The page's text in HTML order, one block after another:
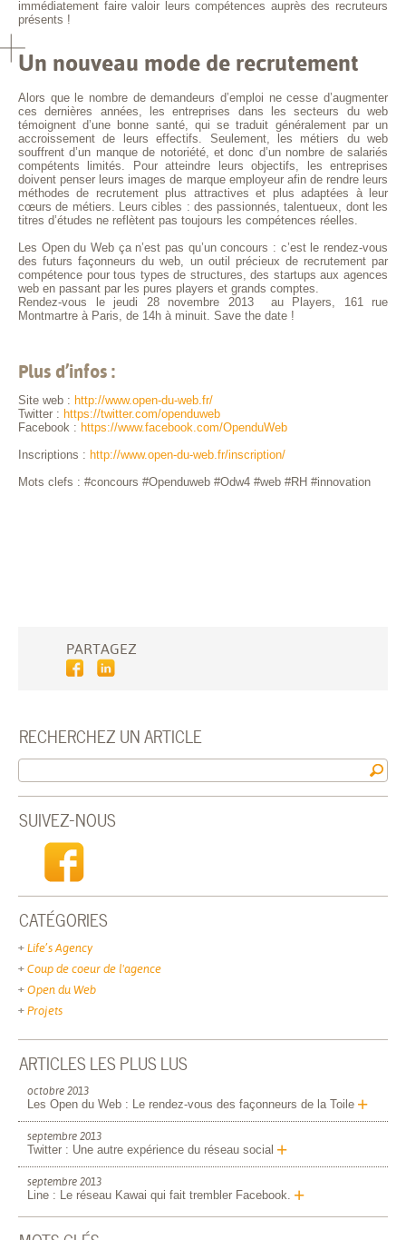
immédiatement faire valoir leurs compétences auprès des recruteurs
présents !
Un nouveau mode de recrutement
Alors que le nombre de demandeurs d’emploi ne cesse d’augmenter
ces dernières années, les entreprises dans les secteurs du web
témoignent d’une bonne santé, qui se traduit généralement par un
accroissement de leurs effectifs. Seulement, les métiers du web
souffrent d’un manque de notoriété, et donc d’un nombre de salariés
compétents limités. Pour atteindre leurs objectifs, les entreprises
doivent penser leurs images de marque employeur afin de rendre leurs
méthodes de recrutement plus attractives et plus adaptées à leur
cœurs de métiers. Leurs cibles : des passionnés, talentueux, dont les
titres d’études ne reflètent pas toujours les compétences réelles.
Les Open du Web ça n’est pas qu’un concours : c’est le rendez-vous
des futurs façonneurs du web, un outil précieux de recrutement par
compétence pour tous types de structures, des startups aux agences
web en passant par les pures players et grands comptes.
Rendez-vous le jeudi 28 novembre 2013 au Players, 161 rue
Montmartre à Paris, de 14h à minuit. Save the date !
Plus d’infos :
Site web : http://www.open-du-web.fr/
Twitter : https://twitter.com/openduweb
Facebook : https://www.facebook.com/OpenduWeb
Inscriptions : http://www.open-du-web.fr/inscription/
Mots clefs : #concours #Openduweb #Odw4 #web #RH #innovation
PARTAGEZ
RECHERCHEZ UN ARTICLE
SUIVEZ-NOUS
CATÉGORIES
Life’s Agency
Coup de coeur de l'agence
Open du Web
Projets
ARTICLES LES PLUS LUS
octobre 2013
Les Open du Web : Le rendez-vous des façonneurs de la Toile +
septembre 2013
Twitter : Une autre expérience du réseau social +
septembre 2013
Line : Le réseau Kawai qui fait trembler Facebook. +